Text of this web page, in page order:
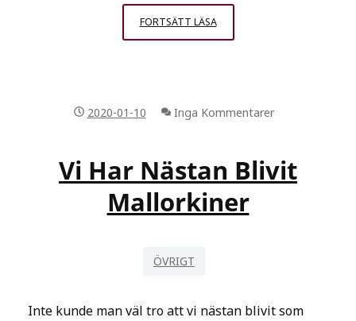
FORTSÄTT LÄSAAPRILVÄDER
I
ÄR
2020-01-10 Inga Kommentarer
Vi Har Nästan Blivit
Mallorkiner
ÖVRIGT
Inte kunde man väl tro att vi nästan blivit som